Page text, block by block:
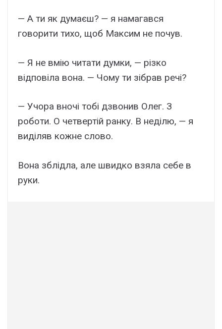
— А ти як думаєш? — я намагався
говорити тихо, щоб Максим не почув.
— Я не вмію читати думки, — різко
відповіла вона. — Чому ти зібрав речі?
— Учора вночі тобі дзвонив Олег. З
роботи. О четвертій ранку. В неділю, — я
виділяв кожне слово.
Вона зблідла, але швидко взяла себе в
руки.